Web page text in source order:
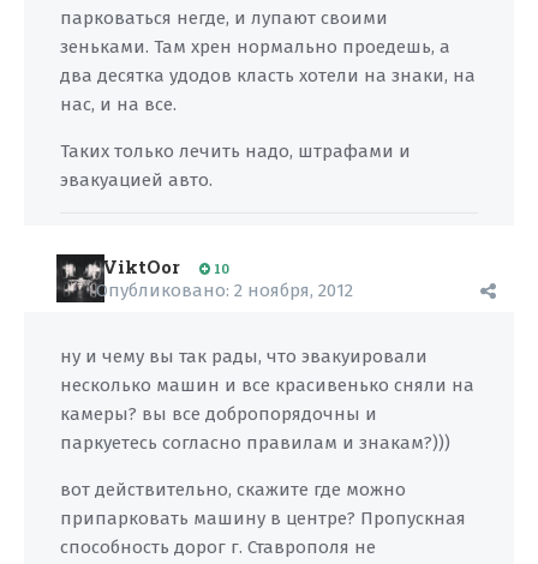
парковаться негде, и лупают своими
зеньками. Там хрен нормально проедешь, а
два десятка удодов класть хотели на знаки, на
нас, и на все.
Таких только лечить надо, штрафами и
эвакуацией авто.
ViktOor 10
Опубликовано: 2 ноября, 2012
ну и чему вы так рады, что эвакуировали
несколько машин и все красивенько сняли на
камеры? вы все добропорядочны и
паркуетесь согласно правилам и знакам?)))
вот действительно, скажите где можно
припарковать машину в центре? Пропускная
способность дорог г. Ставрополя не